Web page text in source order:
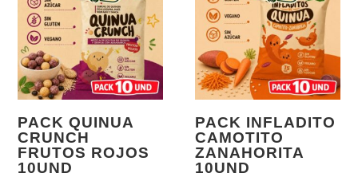
PACK QUINUA
CRUNCH
FRUTOS ROJOS
10UND
PACK INFLADITO
CAMOTITO
ZANAHORITA
10UND